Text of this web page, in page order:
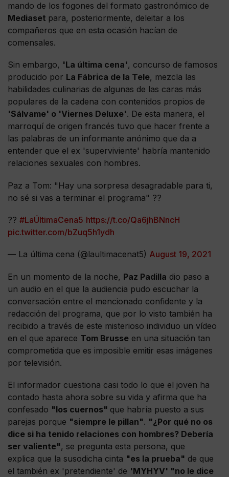
mando de los fogones del formato gastronómico de
Mediaset para, posteriormente, deleitar a los
compañeros que en esta ocasión hacían de
comensales.
Sin embargo, 'La última cena', concurso de famosos
producido por La Fábrica de la Tele, mezcla las
habilidades culinarias de algunas de las caras más
populares de la cadena con contenidos propios de
'Sálvame' o 'Viernes Deluxe'. De esta manera, el
marroquí de origen francés tuvo que hacer frente a
las palabras de un informante anónimo que da a
entender que el ex 'superviviente' habría mantenido
relaciones sexuales con hombres.
Paz a Tom: "Hay una sorpresa desagradable para ti,
no sé si vas a terminar el programa" ??
?? #LaÚltimaCena5 https://t.co/Qa6jhBNncH
pic.twitter.com/bZuq5h1ydh
— La última cena (@laultimacenat5) August 19, 2021
En un momento de la noche, Paz Padilla dio paso a
un audio en el que la audiencia pudo escuchar la
conversación entre el mencionado confidente y la
redacción del programa, que por lo visto también ha
recibido a través de este misterioso individuo un vídeo
en el que aparece Tom Brusse en una situación tan
comprometida que es imposible emitir esas imágenes
por televisión.
El informador cuestiona casi todo lo que el joven ha
contado hasta ahora sobre su vida y afirma que ha
confesado "los cuernos" que habría puesto a sus
parejas porque "siempre le pillan". "¿Por qué no os
dice si ha tenido relaciones con hombres? Debería
ser valiente", se pregunta esta persona, que
explica que la susodicha cinta "es la prueba" de que
el también ex 'pretendiente' de 'MYHYV' "no le dice